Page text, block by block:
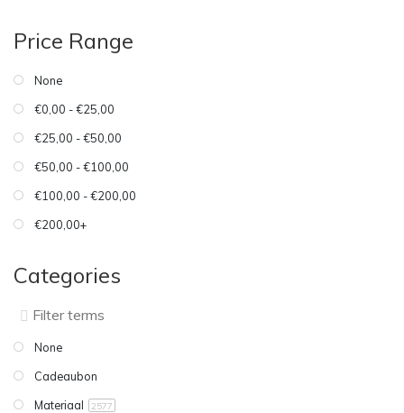
Price Range
None
€0,00 - €25,00
€25,00 - €50,00
€50,00 - €100,00
€100,00 - €200,00
€200,00+
Categories
None
Cadeaubon
Materiaal
2577